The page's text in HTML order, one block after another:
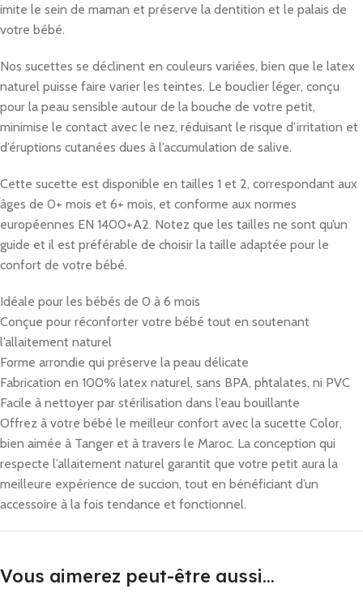
imite le sein de maman et préserve la dentition et le palais de
votre bébé.
Nos sucettes se déclinent en couleurs variées, bien que le latex
naturel puisse faire varier les teintes. Le bouclier léger, conçu
pour la peau sensible autour de la bouche de votre petit,
minimise le contact avec le nez, réduisant le risque d’irritation et
d’éruptions cutanées dues à l’accumulation de salive.
Cette sucette est disponible en tailles 1 et 2, correspondant aux
âges de 0+ mois et 6+ mois, et conforme aux normes
européennes EN 1400+A2. Notez que les tailles ne sont qu’un
guide et il est préférable de choisir la taille adaptée pour le
confort de votre bébé.
Idéale pour les bébés de 0 à 6 mois
Conçue pour réconforter votre bébé tout en soutenant
l’allaitement naturel
Forme arrondie qui préserve la peau délicate
Fabrication en 100% latex naturel, sans BPA, phtalates, ni PVC
Facile à nettoyer par stérilisation dans l’eau bouillante
Offrez à votre bébé le meilleur confort avec la sucette Color,
bien aimée à Tanger et à travers le Maroc. La conception qui
respecte l’allaitement naturel garantit que votre petit aura la
meilleure expérience de succion, tout en bénéficiant d’un
accessoire à la fois tendance et fonctionnel.
Vous aimerez peut-être aussi…